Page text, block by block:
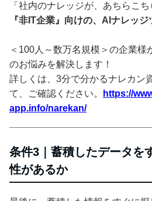
「社内のナレッジが、あちらこ
『非IT企業』向けの、AIナレッジ
＜100人～数万名規模＞の企業様
のお悩みを解決します！
詳しくは、3分で分かるナレカン
て、ご確認ください。
https://
app.info/narekan/
条件3｜蓄積したデータを
性があるか